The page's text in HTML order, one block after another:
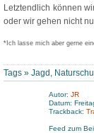
Letztendlich können
oder wir gehen nicht
*Ich lasse mich aber gerne
Tags » Jagd ,
Autor: JR
Datum:
Trackback:
Feed zum